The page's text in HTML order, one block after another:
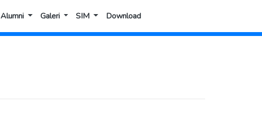
Alumni Galeri SIM Download